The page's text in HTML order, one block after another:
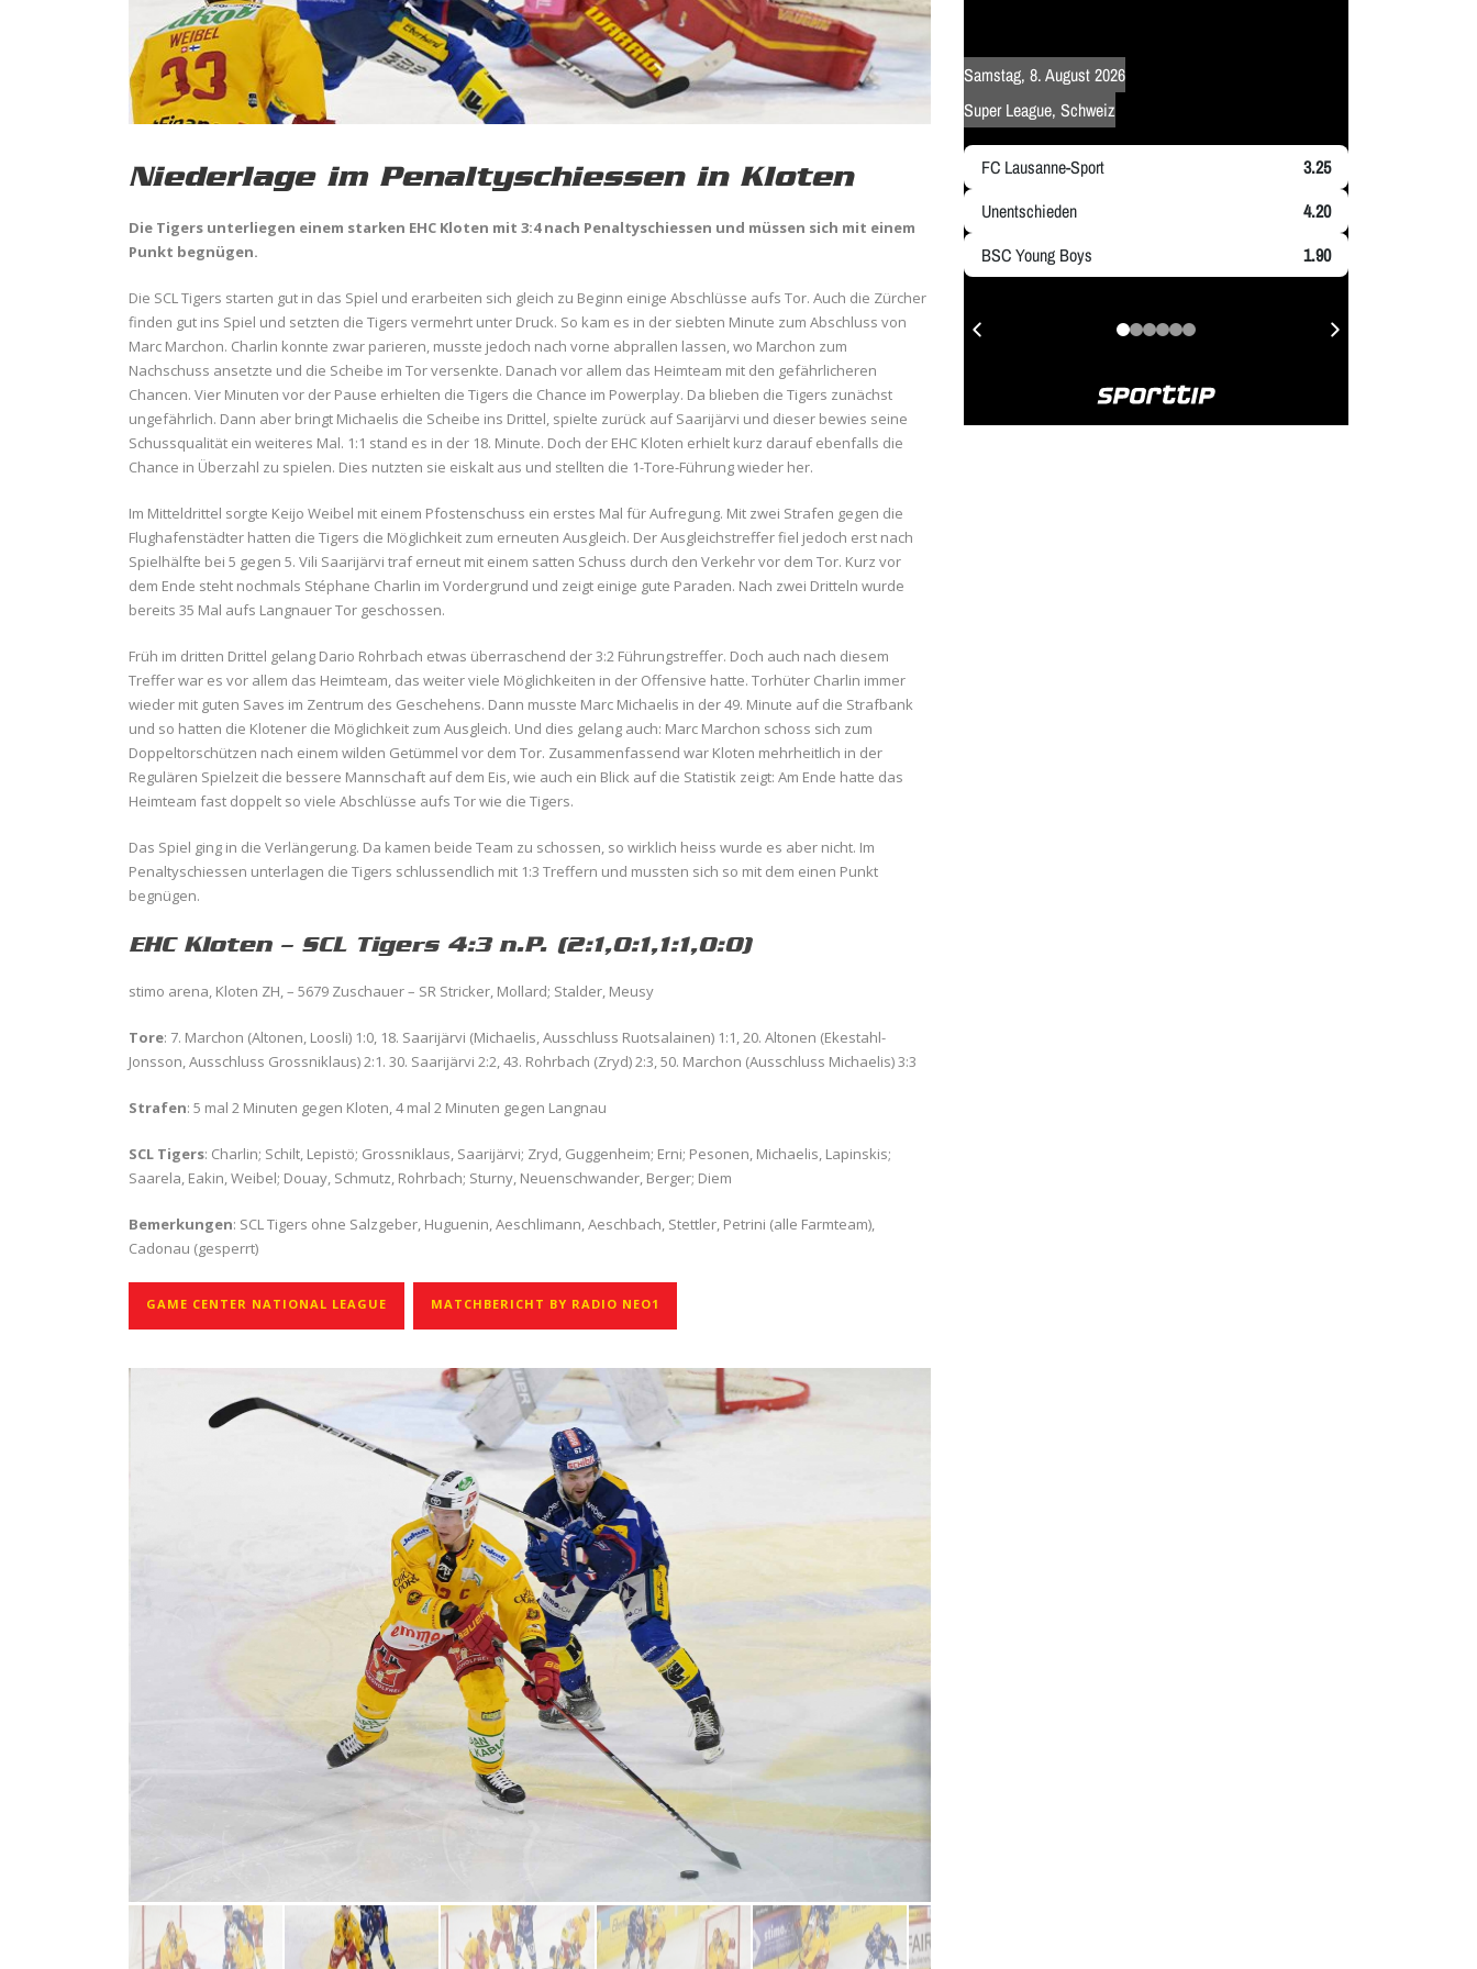
Niederlage im Penaltyschiessen in Kloten
Die Tigers unterliegen einem starken EHC Kloten mit 3:4 nach Penaltyschiessen und müssen sich mit einem
Punkt begnügen.
Die SCL Tigers starten gut in das Spiel und erarbeiten sich gleich zu Beginn einige Abschlüsse aufs Tor. Auch die Zürcher
finden gut ins Spiel und setzten die Tigers vermehrt unter Druck. So kam es in der siebten Minute zum Abschluss von
Marc Marchon. Charlin konnte zwar parieren, musste jedoch nach vorne abprallen lassen, wo Marchon zum
Nachschuss ansetzte und die Scheibe im Tor versenkte. Danach vor allem das Heimteam mit den gefährlicheren
Chancen. Vier Minuten vor der Pause erhielten die Tigers die Chance im Powerplay. Da blieben die Tigers zunächst
ungefährlich. Dann aber bringt Michaelis die Scheibe ins Drittel, spielte zurück auf Saarijärvi und dieser bewies seine
Schussqualität ein weiteres Mal. 1:1 stand es in der 18. Minute. Doch der EHC Kloten erhielt kurz darauf ebenfalls die
Chance in Überzahl zu spielen. Dies nutzten sie eiskalt aus und stellten die 1-Tore-Führung wieder her.
Im Mitteldrittel sorgte Keijo Weibel mit einem Pfostenschuss ein erstes Mal für Aufregung. Mit zwei Strafen gegen die
Flughafenstädter hatten die Tigers die Möglichkeit zum erneuten Ausgleich. Der Ausgleichstreffer fiel jedoch erst nach
Spielhälfte bei 5 gegen 5. Vili Saarijärvi traf erneut mit einem satten Schuss durch den Verkehr vor dem Tor. Kurz vor
dem Ende steht nochmals Stéphane Charlin im Vordergrund und zeigt einige gute Paraden. Nach zwei Dritteln wurde
bereits 35 Mal aufs Langnauer Tor geschossen.
Früh im dritten Drittel gelang Dario Rohrbach etwas überraschend der 3:2 Führungstreffer. Doch auch nach diesem
Treffer war es vor allem das Heimteam, das weiter viele Möglichkeiten in der Offensive hatte. Torhüter Charlin immer
wieder mit guten Saves im Zentrum des Geschehens. Dann musste Marc Michaelis in der 49. Minute auf die Strafbank
und so hatten die Klotener die Möglichkeit zum Ausgleich. Und dies gelang auch: Marc Marchon schoss sich zum
Doppeltorschützen nach einem wilden Getümmel vor dem Tor. Zusammenfassend war Kloten mehrheitlich in der
Regulären Spielzeit die bessere Mannschaft auf dem Eis, wie auch ein Blick auf die Statistik zeigt: Am Ende hatte das
Heimteam fast doppelt so viele Abschlüsse aufs Tor wie die Tigers.
Das Spiel ging in die Verlängerung. Da kamen beide Team zu schossen, so wirklich heiss wurde es aber nicht. Im
Penaltyschiessen unterlagen die Tigers schlussendlich mit 1:3 Treffern und mussten sich so mit dem einen Punkt
begnügen.
EHC Kloten – SCL Tigers 4:3 n.P. (2:1,0:1,1:1,0:0)
stimo arena, Kloten ZH, – 5679 Zuschauer – SR Stricker, Mollard; Stalder, Meusy
Tore: 7. Marchon (Altonen, Loosli) 1:0, 18. Saarijärvi (Michaelis, Ausschluss Ruotsalainen) 1:1, 20. Altonen (Ekestahl-
Jonsson, Ausschluss Grossniklaus) 2:1. 30. Saarijärvi 2:2, 43. Rohrbach (Zryd) 2:3, 50. Marchon (Ausschluss Michaelis) 3:3
Strafen: 5 mal 2 Minuten gegen Kloten, 4 mal 2 Minuten gegen Langnau
SCL Tigers: Charlin; Schilt, Lepistö; Grossniklaus, Saarijärvi; Zryd, Guggenheim; Erni; Pesonen, Michaelis, Lapinskis;
Saarela, Eakin, Weibel; Douay, Schmutz, Rohrbach; Sturny, Neuenschwander, Berger; Diem
Bemerkungen: SCL Tigers ohne Salzgeber, Huguenin, Aeschlimann, Aeschbach, Stettler, Petrini (alle Farmteam),
Cadonau (gesperrt)
GAME CENTER NATIONAL LEAGUE MATCHBERICHT BY RADIO NEO1